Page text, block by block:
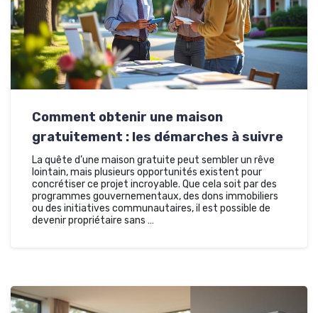
Comment obtenir une maison
gratuitement : les démarches à suivre
La quête d’une maison gratuite peut sembler un rêve
lointain, mais plusieurs opportunités existent pour
concrétiser ce projet incroyable. Que cela soit par des
programmes gouvernementaux, des dons immobiliers
ou des initiatives communautaires, il est possible de
devenir propriétaire sans …